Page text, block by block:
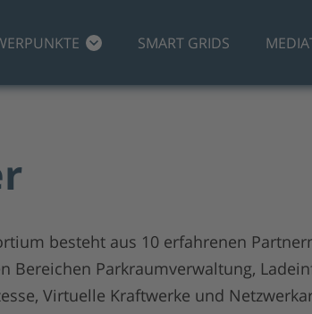
SMART GRIDS
besteht aus 10 erfahrenen
Bereichen Parkraumverwaltung,
Virtuelle Kraftwerke und